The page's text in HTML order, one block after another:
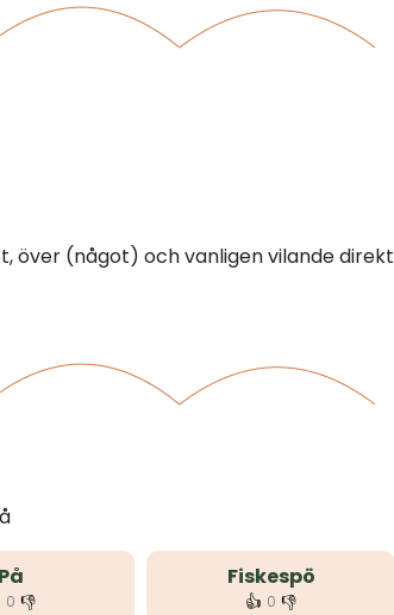
över (något) och vanligen vilande direkt
På
0 👎
Fiskespö
👍 0 👎